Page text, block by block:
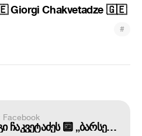
Giorgi Chakvetadze 🇬🇪
#
Facebook
გიორგი ჩაკვეტაძეს 🔟 „ბარსელონა“ აკვირდება